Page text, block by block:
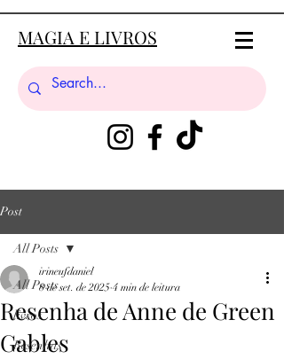
MAGIA E LIVROS
Post
All Posts
livros
Resenhas
All Posts
Resenha de Anne de Green
Gables
irineufdaniel
8 de set. de 2025 4 min de leitura